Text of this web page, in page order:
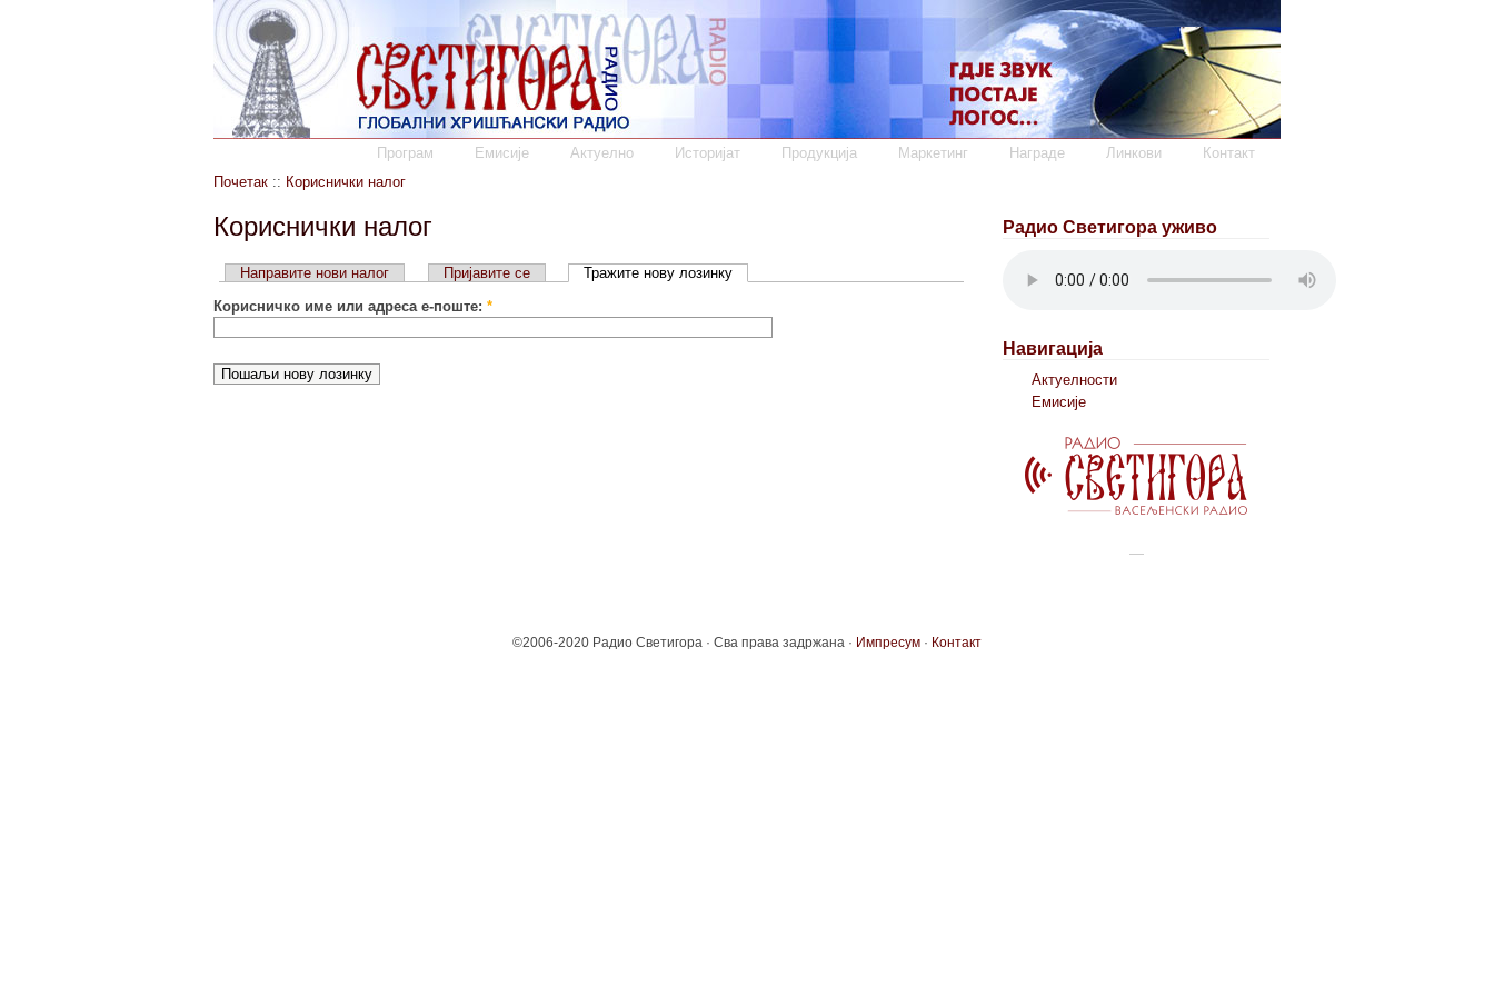
Програм Емисије Актуелно Историјат Продукција Маркетинг Награде Линкови
Контакт
Почетак :: Кориснички налог
Кориснички налог
Направите нови налог Пријавите се
Тражите нову лозинку
Корисничко име или адреса е-поште: *
Радио Светигора уживо
Навигација
Актуелности
Емисије
©2006-2020 Радио Светигора · Сва права задржана · Импресум · Контакт